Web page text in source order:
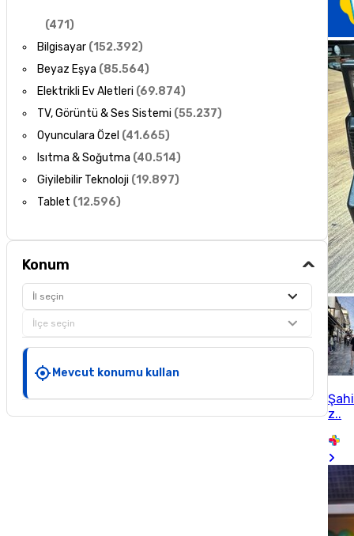
(471)
Bilgisayar (152.392)
Beyaz Eşya (85.564)
Elektrikli Ev Aletleri (69.874)
TV, Görüntü & Ses Sistemi (55.237)
Oyunculara Özel (41.665)
Isıtma & Soğutma (40.514)
Giyilebilir Teknoloji (19.897)
Tablet (12.596)
Konum
İl seçin
İlçe seçin
Mevcut konumu kullan
z..